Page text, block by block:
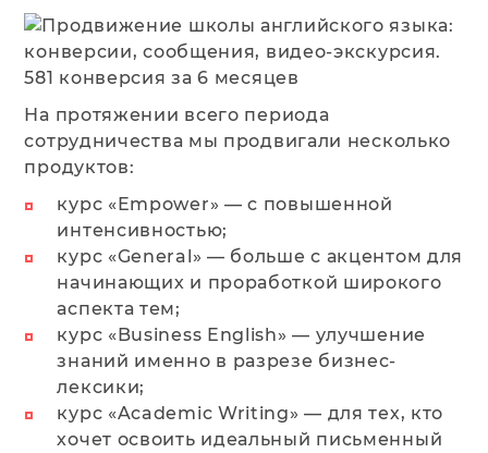
На протяжении всего периода
сотрудничества мы продвигали несколько
продуктов:
курс «‎Empower»‎ — c повышенной
интенсивностью;
курс «‎General»‎ — больше с акцентом для
начинающих и проработкой широкого
аспекта тем;
курс «‎Business English»‎ — улучшение
знаний именно в разрезе бизнес-
лексики;
курс «‎Academic Writing» — для тех, кто
хочет освоить идеальный письменный